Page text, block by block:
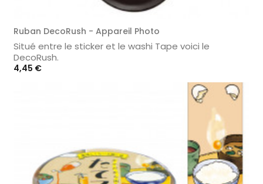
Ruban DecoRush - Appareil Photo
Situé entre le sticker et le washi Tape voici le
DecoRush.
Prix
4,45 €